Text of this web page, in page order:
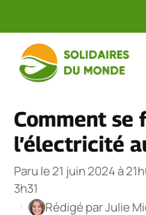
contenu
Comment se
l’électricité
Paru le 21 juin 2024 à
3h31
·
Rédigé parJulie